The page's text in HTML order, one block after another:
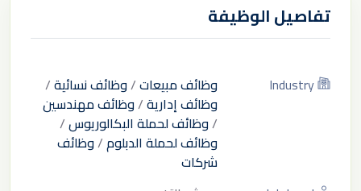
تفاصيل الوظيفة
Industry وظائف مبيعات/وظائف نسائية/
وظائف إدارية/وظائف مهندسين
/وظائف لحملة البكالوريوس/
وظائف لحملة الدبلوم/وظائف
شركات